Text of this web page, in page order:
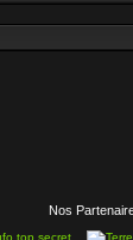
Nos